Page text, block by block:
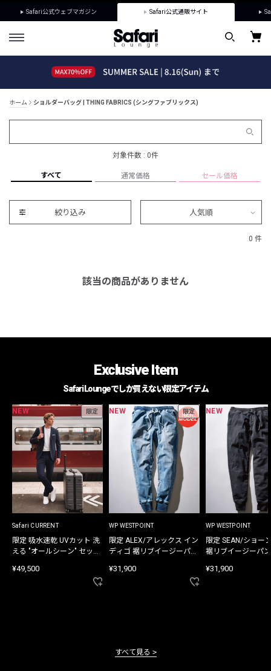
Safari公式ウェブマガジン Safari公式通販サイト
ホーム ショルダーバッグ | THING FABRICS (シングファブリックス)
対象件数 : 0件
すべて 通常価格 セール価格
絞り込み 人気順
0 件
該当の商品がありません
Exclusive Item
Safari Loungeでしか買えない限定アイテム
NEW 限定
Safari CURRENT
限定 吸水速乾 UVカット 洗
える "オールシーン" セット
¥49,500
NEW 限定
WP WESTPOINT
限定 ALEX/アレックス イン
ディゴ 裾リブイージーパン
¥31,900
NEW
WP WESTPOINT
限定 SEAN/ショー
裾リブイージーパ
¥31,900
すべて見る